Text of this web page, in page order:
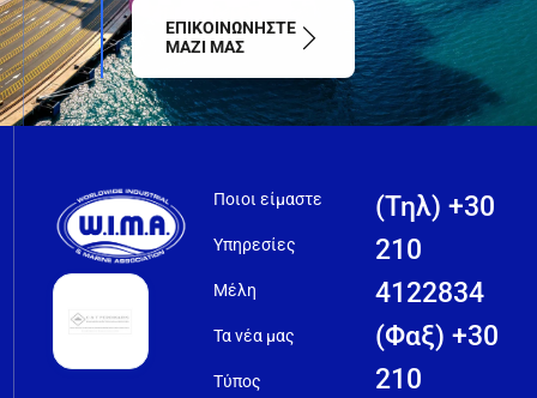
ΕΠΙΚΟΙΝΩΝΗΣΤΕ
ΜΑΖΙ ΜΑΣ
Ποιοι είμαστε
Υπηρεσίες
Μέλη
Τα νέα μας
Τύπος
(Τηλ) +30
210
4122834
(Φαξ) +30
210